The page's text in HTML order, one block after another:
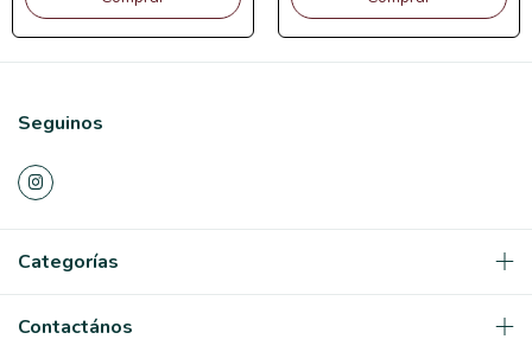
Seguinos
Categorías
Contactános